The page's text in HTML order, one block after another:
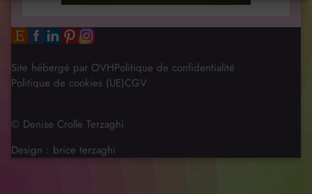
Site hébergé par OVHPolitique de confidentialité
Politique de cookies (UE)CGV
© Denise Crolle Terzaghi
Design : brice terzaghi